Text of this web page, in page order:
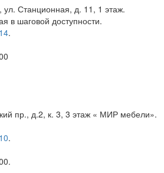
ул. Станционная, д. 11, 1 этаж.
в шаговой доступности.
.
пр., д.2, к. 3, 3 этаж « МИР мебели».
.